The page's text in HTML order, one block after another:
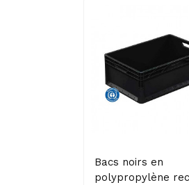
Bacs noirs en
polypropylène